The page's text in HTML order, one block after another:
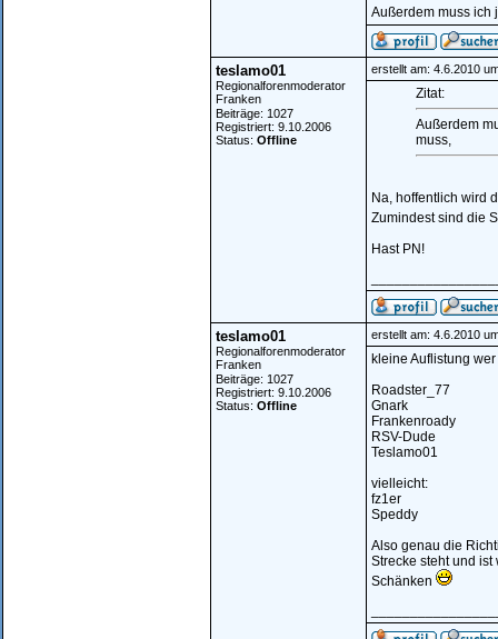
Außerdem muss ich
teslamo01
Regionalforenmoderator
Franken
Beiträge: 1027
Registriert: 9.10.2006
Status: Offline
erstellt am: 4.6.2010
Zitat:
Außerdem
muss,
Na, hoffentlich wird
Zumindest sind die
Hast PN!
teslamo01
Regionalforenmoderator
Franken
Beiträge: 1027
Registriert: 9.10.2006
Status: Offline
erstellt am: 4.6.2010
kleine Auflistung
Roadster_77
Gnark
Frankenroady
RSV-Dude
Teslamo01
vielleicht:
fz1er
Speddy
Also genau die
Strecke steht und
Schänken